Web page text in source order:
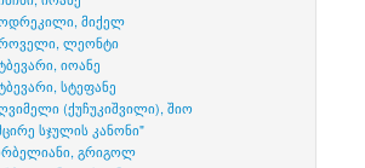
მიქელ
ლეონტი
იოანე
სტეფანე
(ქუჩუკიშვილი), შიო
სჯულის კანონი"
გრიგოლ